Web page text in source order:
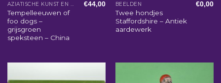
AZIATISCHE KUNST EN WOONACCESSOIRES
Tempelleeuwen of
foo dogs –
grijsgroen
speksteen – China
€44,00 BEELDEN
Twee hondjes
Staffordshire – Antiek
aardewerk
€0,00